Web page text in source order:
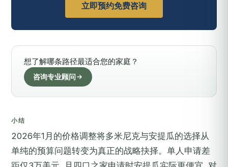
立即预约免费咨询
想了解哪条路径最适合您的家庭？
咨询专业顾问
小结
2026年1月的价格调整将多米尼克与安提瓜的选择从
单纯的预算问题转变为真正的战略抉择。单人申请差